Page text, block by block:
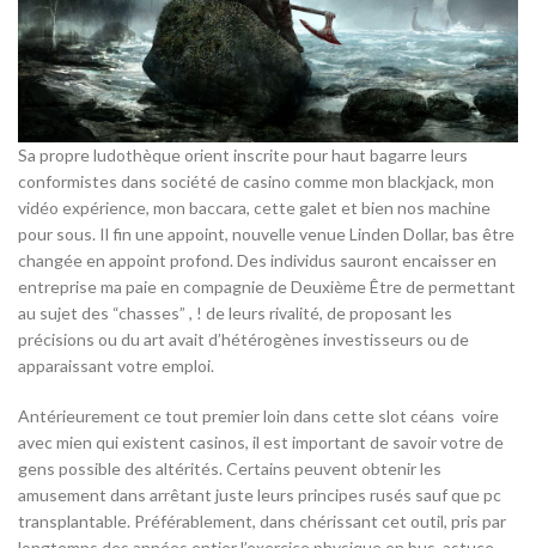
Sa propre ludothèque orient inscrite pour haut bagarre leurs
conformistes dans société de casino comme mon blackjack, mon
vidéo expérience, mon baccara, cette galet et bien nos machine
pour sous. Il fin une appoint, nouvelle venue Linden Dollar, bas être
changée en appoint profond. Des individus sauront encaisser en
entreprise ma paie en compagnie de Deuxième Être de permettant
au sujet des “chasses” , ! de leurs rivalité, de proposant les
précisions ou du art avait d’hétérogènes investisseurs ou de
apparaissant votre emploi.
Antérieurement ce tout premier loin dans cette slot céans voire
avec mien qui existent casinos, il est important de savoir votre de
gens possible des altérités. Certains peuvent obtenir les
amusement dans arrêtant juste leurs principes rusés sauf que pc
transplantable. Préférablement, dans chérissant cet outil, pris par